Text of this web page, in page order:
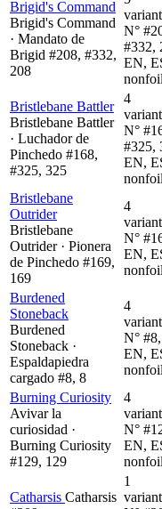
Brigid's Command
Brigid's Command
· Mandato de
Brigid #208, #332,
208
N°
#332,
EN,
nonfoil
Bristlebane Battler
Bristlebane Battler
· Luchador de
Pinchedo #168,
#325, 325
4
N°
#325,
EN,
nonfoil
Bristlebane
Outrider
Bristlebane
Outrider · Pionera
de Pinchedo #169,
169
4
N°
EN,
nonfoil
Burdened
Stoneback
Burdened
Stoneback ·
Espaldapiedra
cargado #8, 8
4
N°
EN,
nonfoil
Burning Curiosity
Avivar la
curiosidad ·
Burning Curiosity
#129, 129
4
N°
EN,
nonfoil
Catharsis Catharsis
1